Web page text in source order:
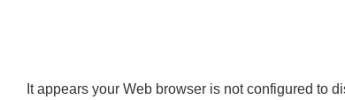
It appears your Web browser is not configured to